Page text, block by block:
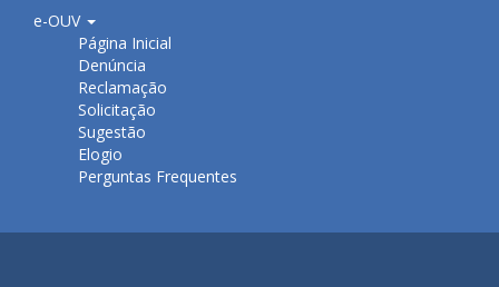
e-OUV
Página Inicial
Denúncia
Reclamação
Solicitação
Sugestão
Elogio
Perguntas Frequentes